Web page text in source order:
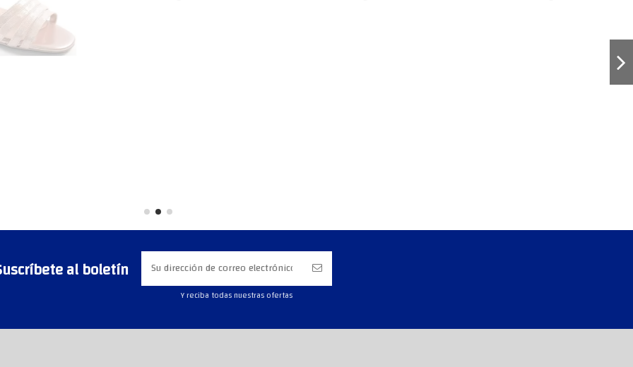
al boletín
Y reciba todas nuestras ofertas